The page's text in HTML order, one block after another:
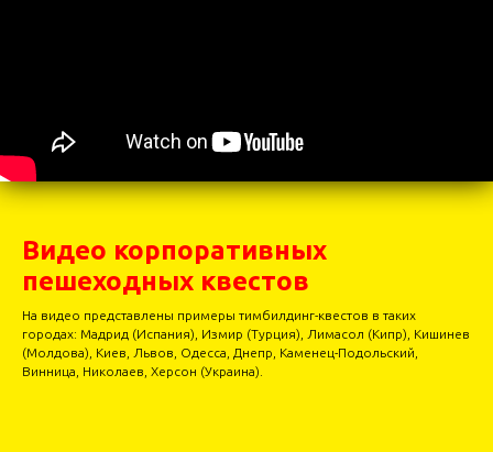
Видео корпоративных
пешеходных квестов
На видео представлены примеры тимбилдинг-квестов в таких
городах: Мадрид (Испания), Измир (Турция), Лимасол (Кипр), Кишинев
(Молдова), Киев, Львов, Одесса, Днепр, Каменец-Подольский,
Винница, Николаев, Херсон (Украина).